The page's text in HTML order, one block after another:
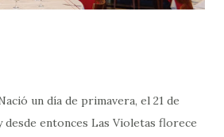
un día de primavera, el 21 de
desde entonces Las Violetas florece